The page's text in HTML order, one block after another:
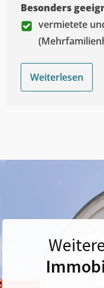
Besonders
vermietete
Weiterlesen